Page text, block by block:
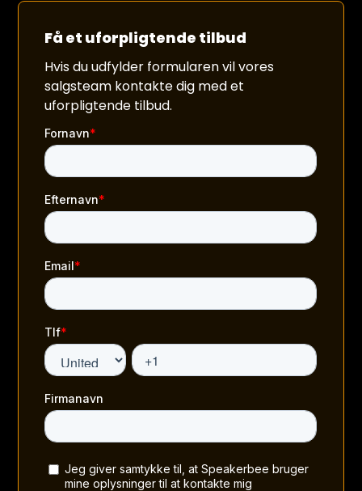
Få et uforpligtende tilbud
Hvis du udfylder formularen vil vores
salgsteam kontakte dig med et
uforpligtende tilbud.